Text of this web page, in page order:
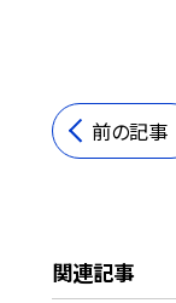
前の記事
関連記事